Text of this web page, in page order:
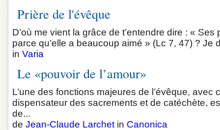
Prière de l'évêque
D’où me vient la grâce de t’entendre dire : «
parce qu’elle a beaucoup aimé » (Lc 7, 47) ? Je
in Varia
Le «pouvoir de l’amour»
L’une des fonctions majeures de l’évêque, avec
dispensateur des sacrements et de catéchète,
de...
de Jean-Claude Larchet in Canonica